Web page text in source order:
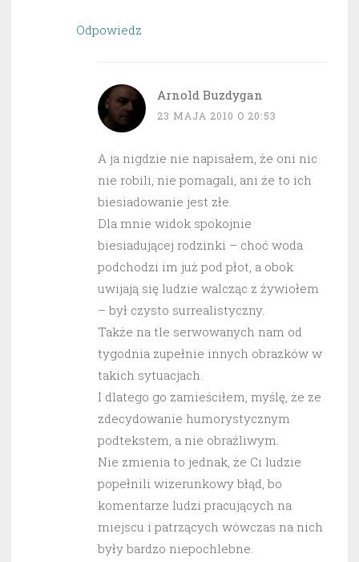
Odpowiedz
Arnold Buzdygan
23 MAJA 2010 O 20:53
A ja nigdzie nie napisałem, że oni nic
nie robili, nie pomagali, ani że to ich
biesiadowanie jest złe.
Dla mnie widok spokojnie
biesiadującej rodzinki – choć woda
podchodzi im już pod płot, a obok
uwijają się ludzie walcząc z żywiołem
– był czysto surrealistyczny.
Także na tle serwowanych nam od
tygodnia zupełnie innych obrazków w
takich sytuacjach.
I dlatego go zamieściłem, myślę, że ze
zdecydowanie humorystycznym
podtekstem, a nie obraźliwym.
Nie zmienia to jednak, że Ci ludzie
popełnili wizerunkowy błąd, bo
komentarze ludzi pracujących na
miejscu i patrzących wówczas na nich
były bardzo niepochlebne.